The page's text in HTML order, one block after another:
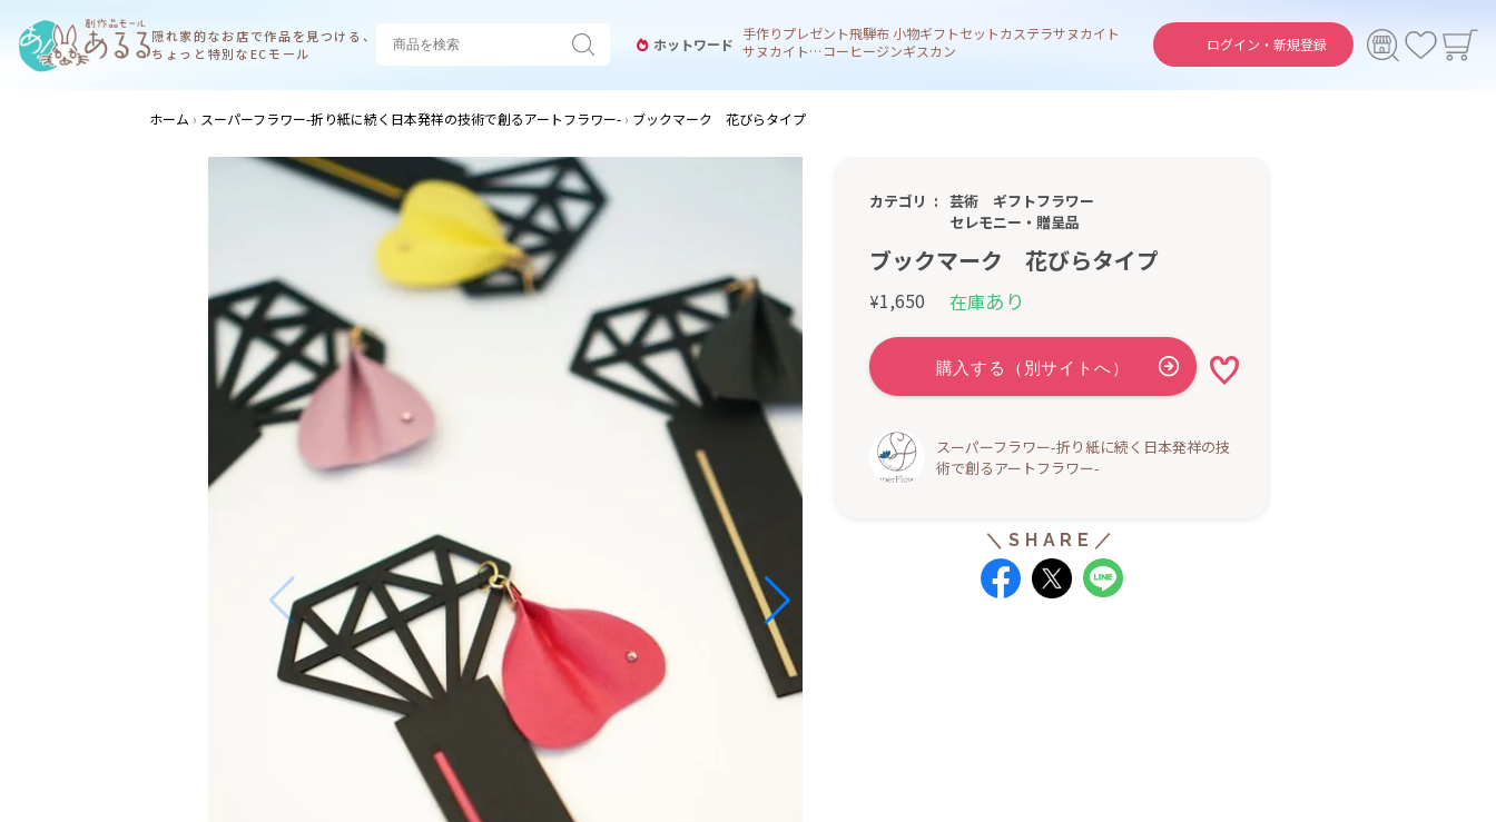
隠れ家的なお店で作品を見つける、
ちょっと特別なECモール
ログイン・ 新規登録
ホットワード
手作りプレゼント飛騨布 小物ギフトセットカステラサヌカイト
サヌカイト 風鈴コーヒージンギスカン
ホーム スーパーフラワー-折り紙に続く日本発祥の技術で創るアートフラワー- ブックマーク 花びらタイプ
カテゴリ 芸術
ギフトフラワー
セレモニー・贈呈品
ブックマーク 花びらタイプ
¥1,650 在庫あり
スーパーフラワー-折り紙に続く日本発祥の技
術で創るアートフラワー-